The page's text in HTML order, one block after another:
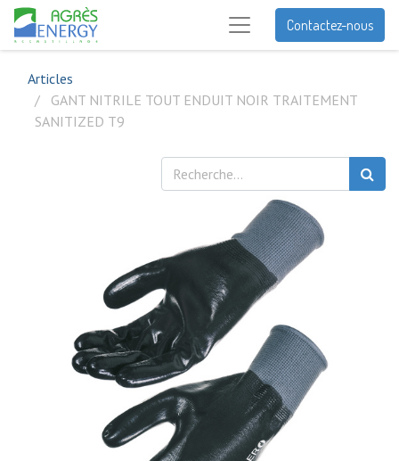
Contactez-nous
Articles
GANT NITRILE TOUT ENDUIT NOIR TRAITEMENT
SANITIZED T9